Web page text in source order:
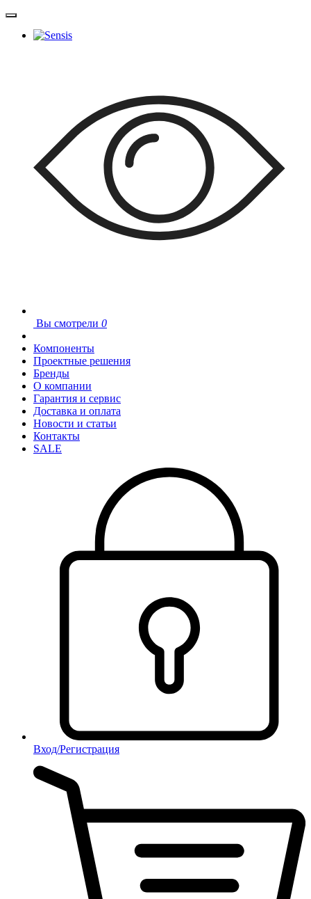
Вы смотрели 0
Компоненты
Проектные решения
Бренды
О компании
Гарантия и сервис
Доставка и оплата
Новости и статьи
Контакты
SALE
Вход/Регистрация